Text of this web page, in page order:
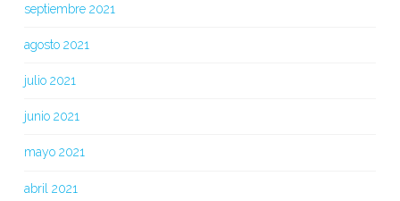
septiembre 2021
agosto 2021
julio 2021
junio 2021
mayo 2021
abril 2021